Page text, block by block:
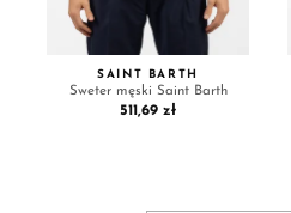
SAINT BARTH
Sweter męski Saint Barth
511,69 zł